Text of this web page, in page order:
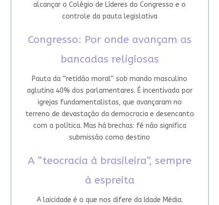
alcançar o Colégio de Líderes do Congresso e o
controle da pauta legislativa
Congresso: Por onde avançam as
bancadas religiosas
Pauta da “retidão moral” sob mando masculino
aglutina 40% dos parlamentares. É incentivada por
igrejas fundamentalistas, que avançaram no
terreno de devastação da democracia e desencanto
com a política. Mas há brechas: fé não significa
submissão como destino
A “teocracia à brasileira”, sempre
à espreita
A laicidade é o que nos difere da Idade Média.